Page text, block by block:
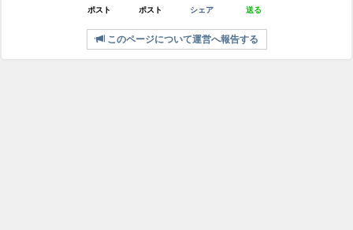
ポスト ポスト シェア 送る
このページについて運営へ報告する